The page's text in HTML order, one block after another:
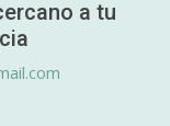
a tu